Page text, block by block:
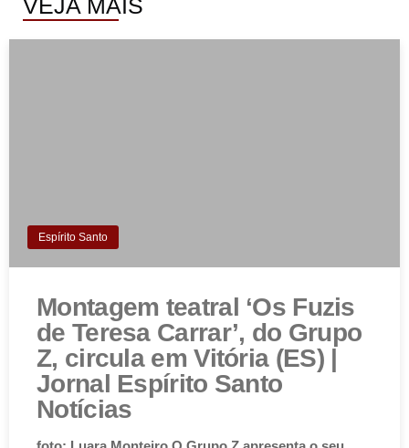
VEJA MAIS
Espírito Santo
Montagem teatral ‘Os Fuzis
de Teresa Carrar’, do Grupo
Z, circula em Vitória (ES) |
Jornal Espírito Santo
Notícias